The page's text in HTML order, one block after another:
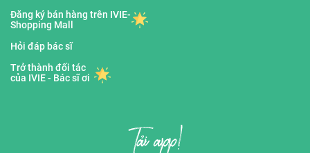
Đăng ký bán hàng trên IVIE-
Shopping Mall
Hỏi đáp bác sĩ
Trở thành đối tác
của IVIE - Bác sĩ ơi